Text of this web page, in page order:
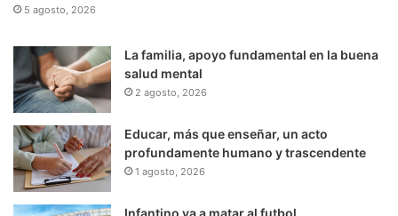
5 agosto, 2026
La familia, apoyo fundamental en la buena
salud mental
2 agosto, 2026
Educar, más que enseñar, un acto
profundamente humano y trascendente
1 agosto, 2026
Infantino va a matar al futbol